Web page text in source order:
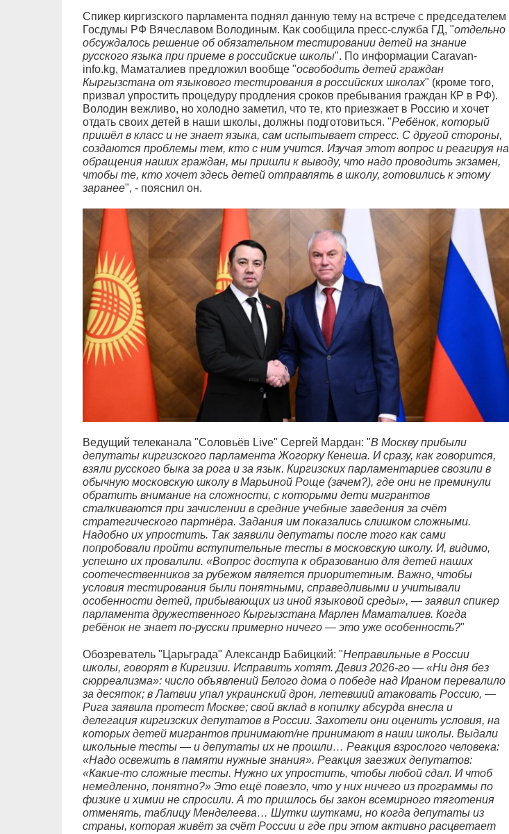
Спикер киргизского парламента поднял данную тему на встрече с председателем
Госдумы РФ Вячеславом Володиным. Как сообщила пресс-служба ГД, "отдельно
обсуждалось решение об обязательном тестировании детей на знание
русского языка при приеме в российские школы". По информации Caravan-
info.kg, Маматалиев предложил вообще "освободить детей граждан
Кыргызстана от языкового тестирования в российских школах" (кроме того,
призвал упростить процедуру продления сроков пребывания граждан КР в РФ).
Володин вежливо, но холодно заметил, что те, кто приезжает в Россию и хочет
отдать своих детей в наши школы, должны подготовиться. "Ребёнок, который
пришёл в класс и не знает языка, сам испытывает стресс. С другой стороны,
создаются проблемы тем, кто с ним учится. Изучая этот вопрос и реагируя на
обращения наших граждан, мы пришли к выводу, что надо проводить экзамен,
чтобы те, кто хочет здесь детей отправлять в школу, готовились к этому
заранее", - пояснил он.
Ведущий телеканала "Соловьёв Live" Сергей Мардан: "В Москву прибыли
депутаты киргизского парламента Жогорку Кенеша. И сразу, как говорится,
взяли русского быка за рога и за язык. Киргизских парламентариев свозили в
обычную московскую школу в Марьиной Роще (зачем?), где они не преминули
обратить внимание на сложности, с которыми дети мигрантов
сталкиваются при зачислении в средние учебные заведения за счёт
стратегического партнёра. Задания им показались слишком сложными.
Надобно их упростить. Так заявили депутаты после того как сами
попробовали пройти вступительные тесты в московскую школу. И, видимо,
успешно их провалили. «Вопрос доступа к образованию для детей наших
соотечественников за рубежом является приоритетным. Важно, чтобы
условия тестирования были понятными, справедливыми и учитывали
особенности детей, прибывающих из иной языковой среды», — заявил спикер
парламента дружественного Кыргызстана Марлен Маматалиев. Когда
ребёнок не знает по-русски примерно ничего — это уже особенность?"
Обозреватель "Царьграда" Александр Бабицкий: "Неправильные в России
школы, говорят в Киргизии. Исправить хотят. Девиз 2026-го — «Ни дня без
сюрреализма»: число объявлений Белого дома о победе над Ираном перевалило
за десяток; в Латвии упал украинский дрон, летевший атаковать Россию, —
Рига заявила протест Москве; свой вклад в копилку абсурда внесла и
делегация киргизских депутатов в России. Захотели они оценить условия, на
которых детей мигрантов принимают/не принимают в наши школы. Выдали
школьные тесты — и депутаты их не прошли… Реакция взрослого человека:
«Надо освежить в памяти нужные знания». Реакция заезжих депутатов:
«Какие-то сложные тесты. Нужно их упростить, чтобы любой сдал. И чтоб
немедленно, понятно?» Это ещё повезло, что у них ничего из программы по
физике и химии не спросили. А то пришлось бы закон всемирного тяготения
отменять, таблицу Менделеева… Шутки шутками, но когда депутаты из
страны, которая живёт за счёт России и где при этом активно расцветает